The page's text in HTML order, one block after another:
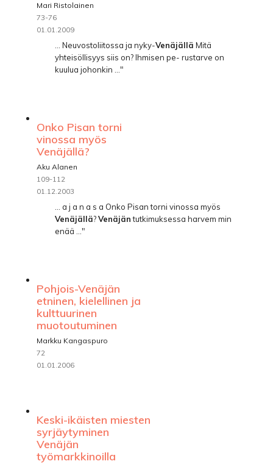
Mari Ristolainen
73-76
01.01.2009
... Neuvostoliitossa ja nyky-Venäjällä Mitä
yhteisöllisyys siis on? Ihmisen pe- rustarve on
kuulua johonkin ..."
Onko Pisan torni
vinossa myös
Venäjällä?
Aku Alanen
109-112
01.12.2003
... a j a n a s a Onko Pisan torni vinossa myös
Venäjällä?Venäjäntutkimuksessa harvem­ min
enää ..."
Pohjois-Venäjän
etninen, kielellinen ja
kulttuurinen
muotoutuminen
Markku Kangaspuro
72
01.01.2006
Keski-ikäisten miesten
syrjäytyminen
Venäjän
työmarkkinoilla